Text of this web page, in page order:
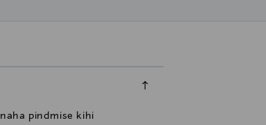
pindmise kihi